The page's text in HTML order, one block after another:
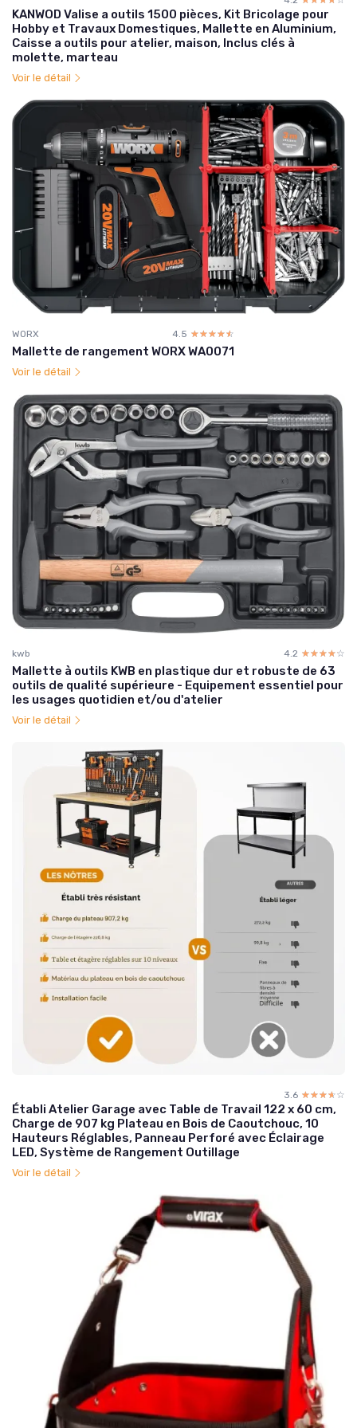
KANWOD Valise a outils 1500 pièces, Kit Bricolage pour
Hobby et Travaux Domestiques, Mallette en Aluminium,
Caisse a outils pour atelier, maison, Inclus clés à
molette, marteau
Voir le détail
WORX 4.5 ☆☆☆☆☆
★★★★★
Mallette de rangement WORX WA0071
Voir le détail
kwb 4.2 ☆☆☆☆☆
★★★★★
Mallette à outils KWB en plastique dur et robuste de 63
outils de qualité supérieure - Equipement essentiel pour
les usages quotidien et/ou d'atelier
Voir le détail
3.6 ☆☆☆☆☆
★★★★★
Établi Atelier Garage avec Table de Travail 122 x 60 cm,
Charge de 907 kg Plateau en Bois de Caoutchouc, 10
Hauteurs Réglables, Panneau Perforé avec Éclairage
LED, Système de Rangement Outillage
Voir le détail